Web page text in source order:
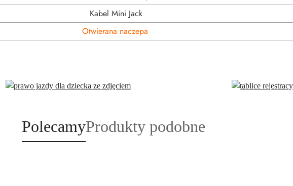
Kabel Mini Jack
Otwierana naczepa
Produkty
o
PolecamyProdukty
o
Produkty podobne